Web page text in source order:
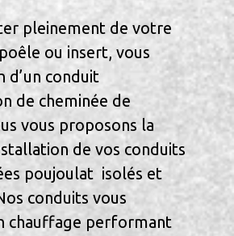
pleinement de votre
ou insert, vous
d’un conduit
de cheminée de
vous proposons la
de vos conduits
poujoulat isolés et
conduits vous
chauffage performant